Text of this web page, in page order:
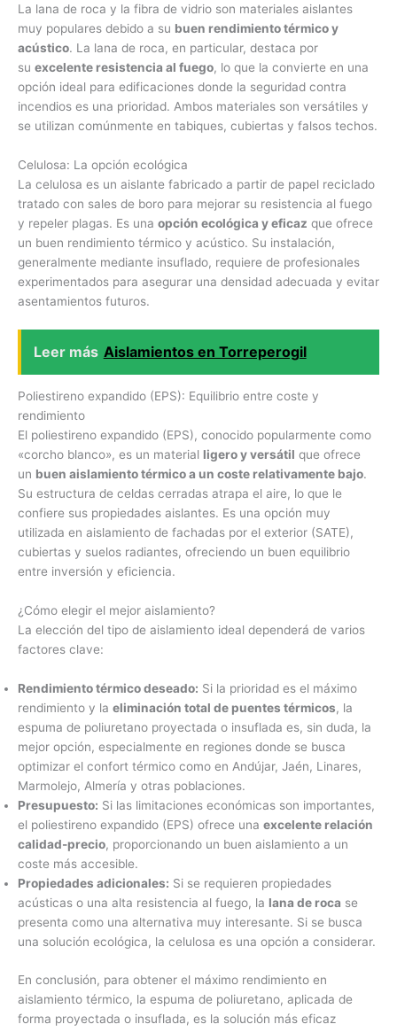
La lana de roca y la fibra de vidrio son materiales aislantes
muy populares debido a su buen rendimiento térmico y
acústico. La lana de roca, en particular, destaca por
su excelente resistencia al fuego, lo que la convierte en una
opción ideal para edificaciones donde la seguridad contra
incendios es una prioridad. Ambos materiales son versátiles y
se utilizan comúnmente en tabiques, cubiertas y falsos techos.
Celulosa: La opción ecológica
La celulosa es un aislante fabricado a partir de papel reciclado
tratado con sales de boro para mejorar su resistencia al fuego
y repeler plagas. Es una opción ecológica y eficaz que ofrece
un buen rendimiento térmico y acústico. Su instalación,
generalmente mediante insuflado, requiere de profesionales
experimentados para asegurar una densidad adecuada y evitar
asentamientos futuros.
Leer más Aislamientos en Torreperogil
Poliestireno expandido (EPS): Equilibrio entre coste y
rendimiento
El poliestireno expandido (EPS), conocido popularmente como
«corcho blanco», es un material ligero y versátil que ofrece
un buen aislamiento térmico a un coste relativamente bajo.
Su estructura de celdas cerradas atrapa el aire, lo que le
confiere sus propiedades aislantes. Es una opción muy
utilizada en aislamiento de fachadas por el exterior (SATE),
cubiertas y suelos radiantes, ofreciendo un buen equilibrio
entre inversión y eficiencia.
¿Cómo elegir el mejor aislamiento?
La elección del tipo de aislamiento ideal dependerá de varios
factores clave:
Rendimiento térmico deseado: Si la prioridad es el máximo
rendimiento y la eliminación total de puentes térmicos, la
espuma de poliuretano proyectada o insuflada es, sin duda, la
mejor opción, especialmente en regiones donde se busca
optimizar el confort térmico como en Andújar, Jaén, Linares,
Marmolejo, Almería y otras poblaciones.
Presupuesto: Si las limitaciones económicas son importantes,
el poliestireno expandido (EPS) ofrece una excelente relación
calidad-precio, proporcionando un buen aislamiento a un
coste más accesible.
Propiedades adicionales: Si se requieren propiedades
acústicas o una alta resistencia al fuego, la lana de roca se
presenta como una alternativa muy interesante. Si se busca
una solución ecológica, la celulosa es una opción a considerar.
En conclusión, para obtener el máximo rendimiento en
aislamiento térmico, la espuma de poliuretano, aplicada de
forma proyectada o insuflada, es la solución más eficaz